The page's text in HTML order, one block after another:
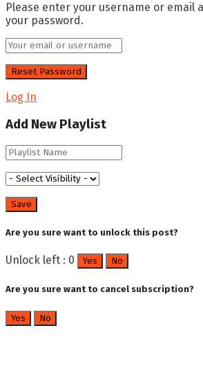
Please enter your username or email
your password.
Log In
Add New Playlist
Are you sure want to unlock this post?
Unlock left : 0 Yes No
Are you sure want to cancel subscription?
Yes No